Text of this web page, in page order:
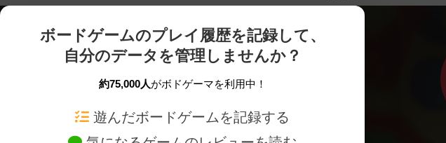
ボードゲームのプレイ履歴を記録して、
自分のデータを管理しませんか？
約75,000人がボドゲーマを利用中！
遊んだボードゲームを記録する